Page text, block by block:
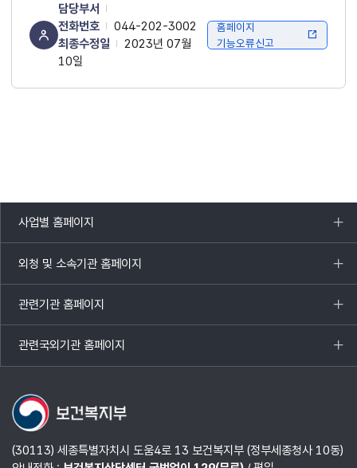
담당부서
전화번호
044-202-3002
최종수정일
2023년 07월
10일
홈페이지
기능오류신고
사업별 홈페이지
목록
열기
외청 및 소속기관 홈페이지
목록
열기
관련기관 홈페이지
목록
열기
관련국외기관 홈페이지
목록
열기
(30113) 세종특별자치시 도움4로 13 보건복지부 (정부세종청사 10동)